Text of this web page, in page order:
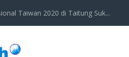
Taiwan 2020 di Taitung Suk...